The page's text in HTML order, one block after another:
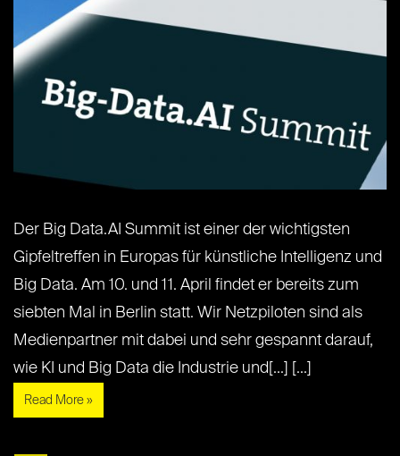
Der Big Data.AI Summit ist einer der wichtigsten
Gipfeltreffen in Europas für künstliche Intelligenz und
Big Data. Am 10. und 11. April findet er bereits zum
siebten Mal in Berlin statt. Wir Netzpiloten sind als
Medienpartner mit dabei und sehr gespannt darauf,
wie KI und Big Data die Industrie und[...] [...]
Read More »